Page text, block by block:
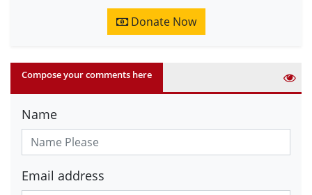
Donate Now
Compose your comments here
Name
Email address